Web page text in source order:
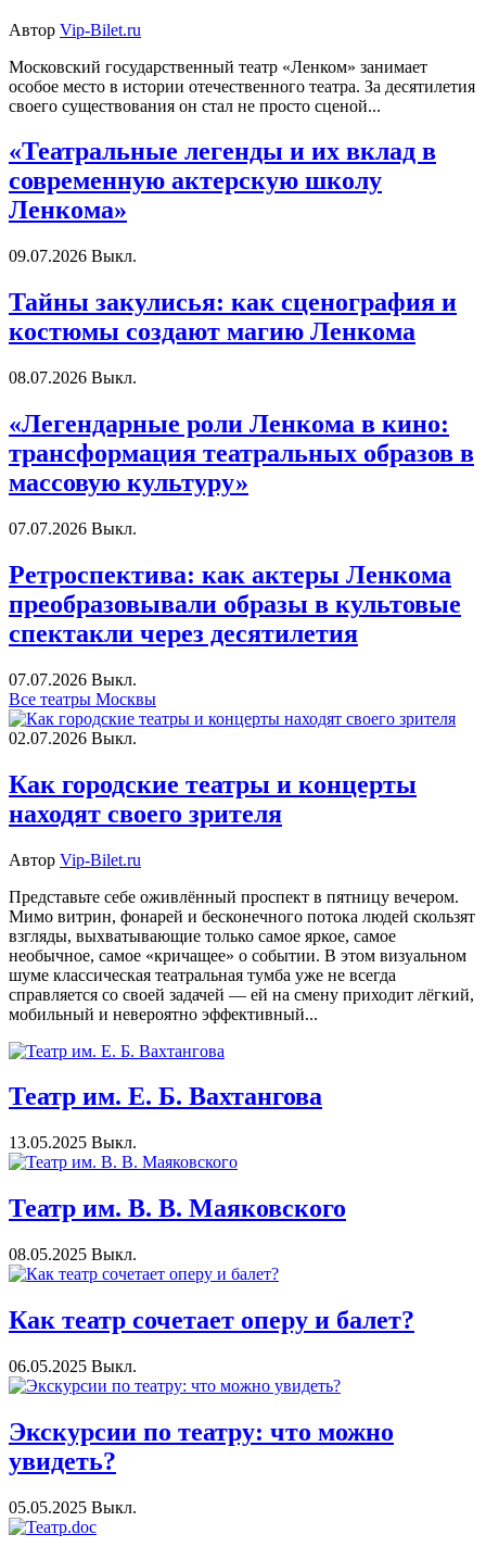
Автор Vip-Bilet.ru
Московский государственный театр «Ленком» занимает
особое место в истории отечественного театра. За десятилетия
своего существования он стал не просто сценой...
«Театральные легенды и их вклад в
современную актерскую школу
Ленкома»
09.07.2026 Выкл.
Тайны закулисья: как сценография и
костюмы создают магию Ленкома
08.07.2026 Выкл.
«Легендарные роли Ленкома в кино:
трансформация театральных образов в
массовую культуру»
07.07.2026 Выкл.
Ретроспектива: как актеры Ленкома
преобразовывали образы в культовые
спектакли через десятилетия
07.07.2026 Выкл.
Все театры Москвы
02.07.2026 Выкл.
Как городские театры и концерты
находят своего зрителя
Автор Vip-Bilet.ru
Представьте себе оживлённый проспект в пятницу вечером.
Мимо витрин, фонарей и бесконечного потока людей скользят
взгляды, выхватывающие только самое яркое, самое
необычное, самое «кричащее» о событии. В этом визуальном
шуме классическая театральная тумба уже не всегда
справляется со своей задачей — ей на смену приходит лёгкий,
мобильный и невероятно эффективный...
Театр им. Е. Б. Вахтангова
13.05.2025 Выкл.
Театр им. В. В. Маяковского
08.05.2025 Выкл.
Как театр сочетает оперу и балет?
06.05.2025 Выкл.
Экскурсии по театру: что можно
увидеть?
05.05.2025 Выкл.